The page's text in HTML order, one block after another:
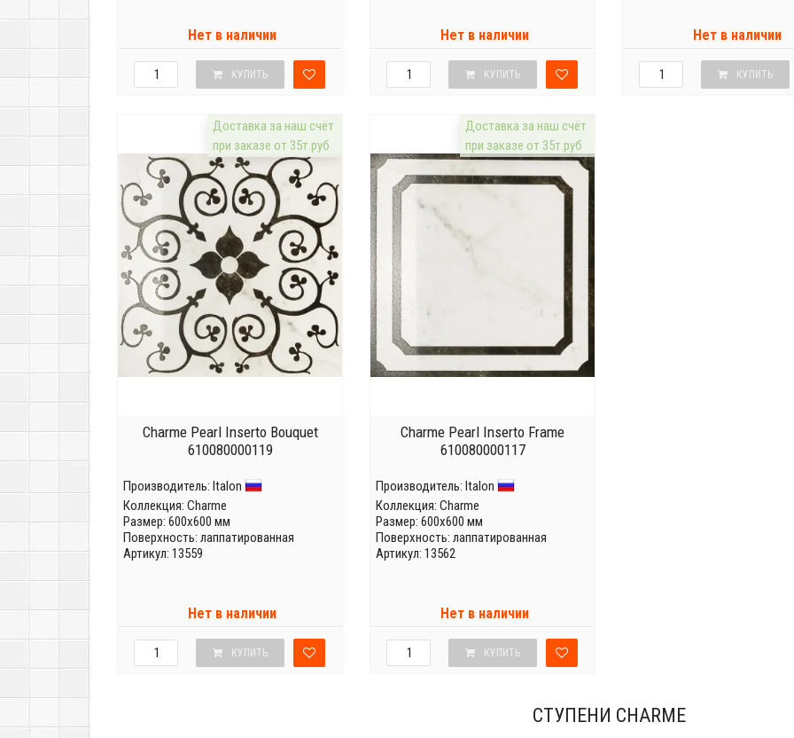
Нет в наличии
КУПИТЬ
Нет в наличии
КУПИТЬ
Нет в наличии
КУПИТЬ
Доставка за наш счёт
при заказе от 35т.руб
Charme Pearl Inserto Bouquet
610080000119
Производитель: Italon
Коллекция: Charme
Размер: 600x600 мм
Поверхность: лаппатированная
Артикул: 13559
Нет в наличии
КУПИТЬ
Доставка за наш счёт
при заказе от 35т.руб
Charme Pearl Inserto Frame
610080000117
Производитель: Italon
Коллекция: Charme
Размер: 600x600 мм
Поверхность: лаппатированная
Артикул: 13562
Нет в наличии
КУПИТЬ
СТУПЕНИ CHARME